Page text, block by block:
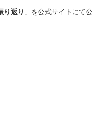
り返り 」を公式サイトにて公